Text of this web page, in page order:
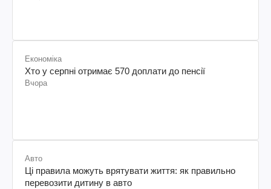
Економіка
Хто у серпні отримає 570 доплати до пенсії
Вчора
Авто
Ці правила можуть врятувати життя: як правильно
перевозити дитину в авто